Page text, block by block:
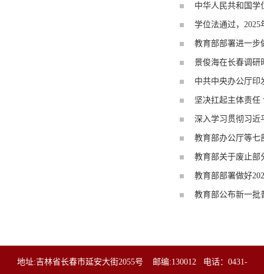
中华人民共和国学
学位法通过，2025
教育部部署进一步
景俊海在长春调研
中共中央办公厅印
坚决扛起主体责任
深入学习贯彻习近
教育部办公厅等七
教育部关于废止部
教育部部署做好
教育部公布新一批
地址:吉林省长春市延安大街2055号 邮编:130012 电话：0431-